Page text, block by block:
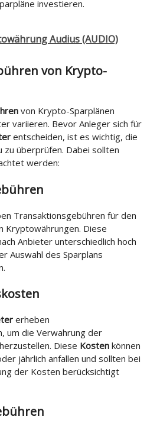
investieren.
Audius (AUDIO)
von Krypto-
von Krypto-Sparplänen
variieren. Bevor Anleger sich für
entscheiden, ist es wichtig, die
überprüfen. Dabei sollten
werden:
Transaktionsgebühren für den
Kryptowährungen. Diese
Anbieter unterschiedlich hoch
Auswahl des Sparplans
erheben
um die Verwahrung der
Diese Kosten können
jährlich anfallen und sollten bei
der Kosten berücksichtigt